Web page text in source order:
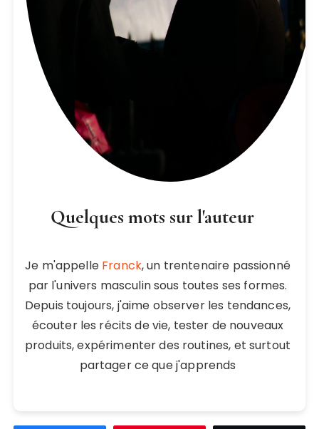
Quelques mots sur l'auteur
Je m'appelle Franck, un trentenaire passionné
par l'univers masculin sous toutes ses formes.
Depuis toujours, j'aime observer les tendances,
écouter les récits de vie, tester de nouveaux
produits, expérimenter des routines, et surtout
partager ce que j'apprends